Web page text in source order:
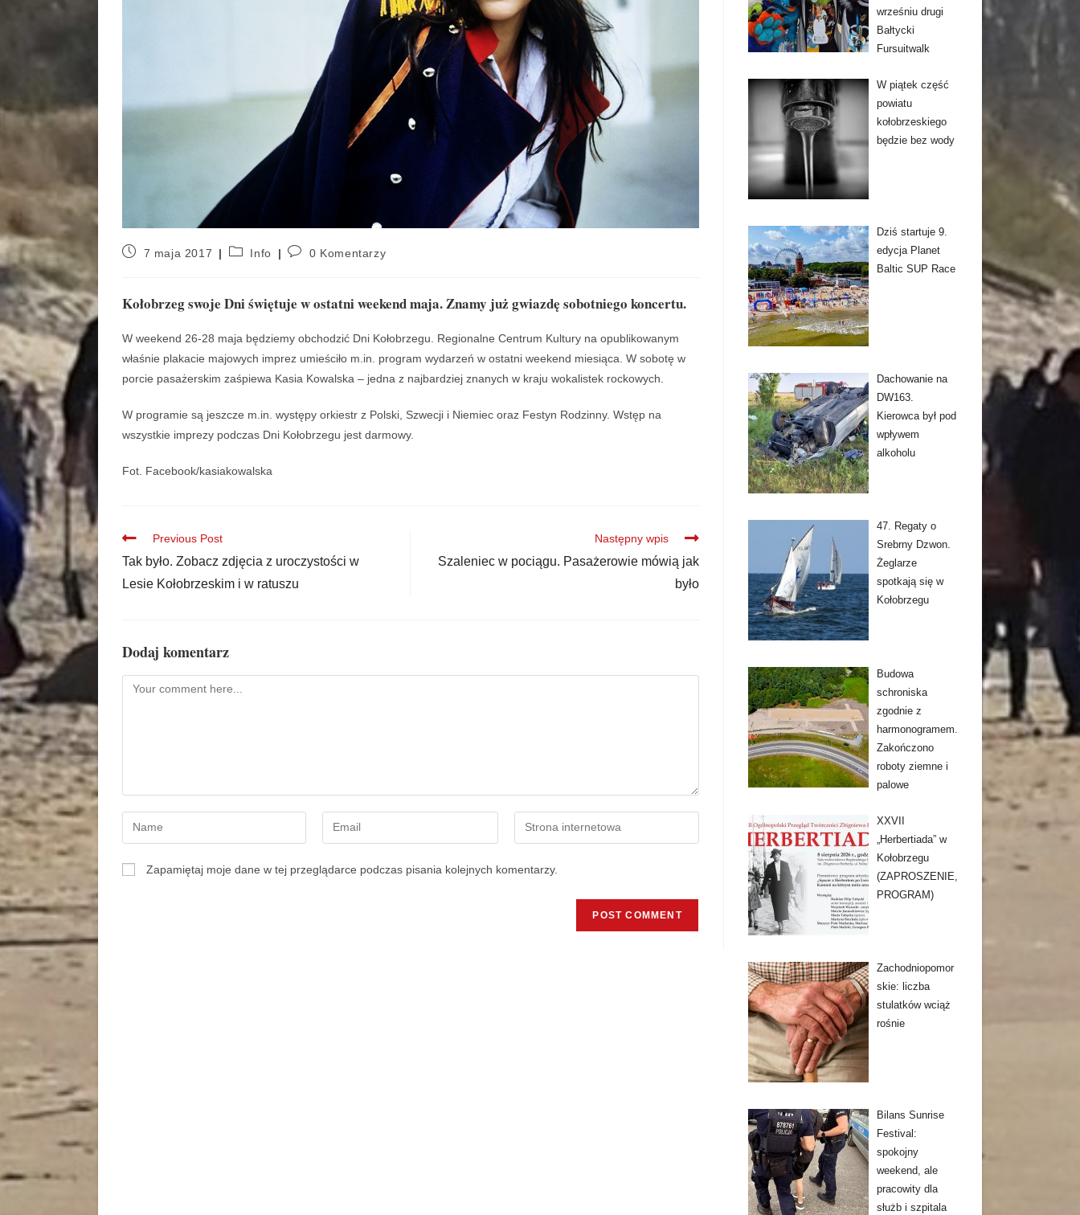
7 maja 2017 Info 0 Komentarzy
Kołobrzeg swoje Dni świętuje w ostatni weekend maja. Znamy już gwiazdę sobotniego koncertu.
W weekend 26-28 maja będziemy obchodzić Dni Kołobrzegu. Regionalne Centrum Kultury na opublikowanym
właśnie plakacie majowych imprez umieściło m.in. program wydarzeń w ostatni weekend miesiąca. W sobotę w
porcie pasażerskim zaśpiewa Kasia Kowalska – jedna z najbardziej znanych w kraju wokalistek rockowych.
W programie są jeszcze m.in. występy orkiestr z Polski, Szwecji i Niemiec oraz Festyn Rodzinny. Wstęp na
wszystkie imprezy podczas Dni Kołobrzegu jest darmowy.
Fot. Facebook/kasiakowalska
Previous Post
Tak było. Zobacz zdjęcia z uroczystości w
Lesie Kołobrzeskim i w ratuszu
Następny wpis
Szaleniec w pociągu. Pasażerowie mówią jak
było
Dodaj komentarz
Zapamiętaj moje dane w tej przeglądarce podczas pisania kolejnych komentarzy.
wrześniu drugi
Bałtycki
Fursuitwalk
W piątek część
powiatu
kołobrzeskiego
będzie bez wody
Dziś startuje 9.
edycja Planet
Baltic SUP Race
Dachowanie na
DW163.
Kierowca był pod
wpływem
alkoholu
47. Regaty o
Srebrny Dzwon.
Żeglarze
spotkają się w
Kołobrzegu
Budowa
schroniska
zgodnie z
harmonogramem.
Zakończono
roboty ziemne i
palowe
XXVII
„Herbertiada” w
Kołobrzegu
(ZAPROSZENIE,
PROGRAM)
Zachodniopomor
skie: liczba
stulatków wciąż
rośnie
Bilans Sunrise
Festival:
spokojny
weekend, ale
pracowity dla
służb i szpitala